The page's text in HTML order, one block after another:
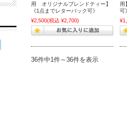
用 オリジナルブレンドティー】
《1点までレターパック可》
¥2,500(税込 ¥2,700)
用
可
36件中1件～36件を表示